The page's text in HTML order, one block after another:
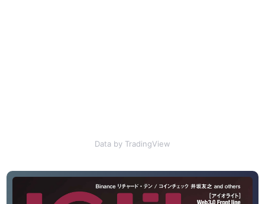
Data by TradingView